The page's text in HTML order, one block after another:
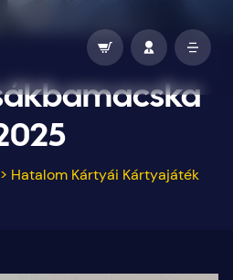
> Hatalom Kártyái Kártyajáték